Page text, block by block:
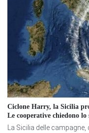
Ciclone Harry, la Sicilia
Le cooperative chiedono
La Sicilia delle